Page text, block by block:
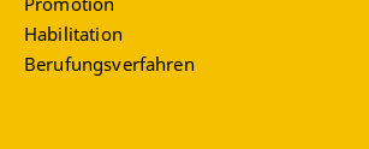
Habilitation
Berufungsverfahren